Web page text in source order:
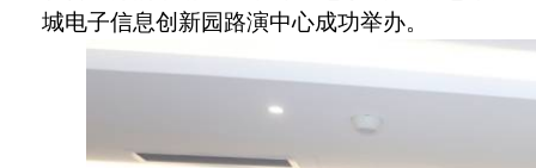
城电子信息创新园路演中心成功举办。